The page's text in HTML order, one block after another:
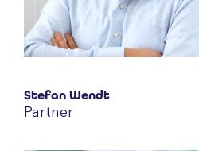
Stefan Wendt
Partner